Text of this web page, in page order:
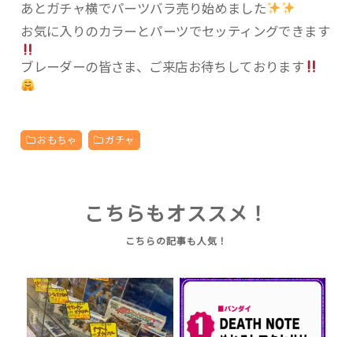
あとガチャ横でパーツバラ売り始めました
お気に入りのカラーとパーツでセッティングできます
ブレーダーの皆さま、ご来店お待ちしております
おもちゃ ガチャ
こちらもオススメ！